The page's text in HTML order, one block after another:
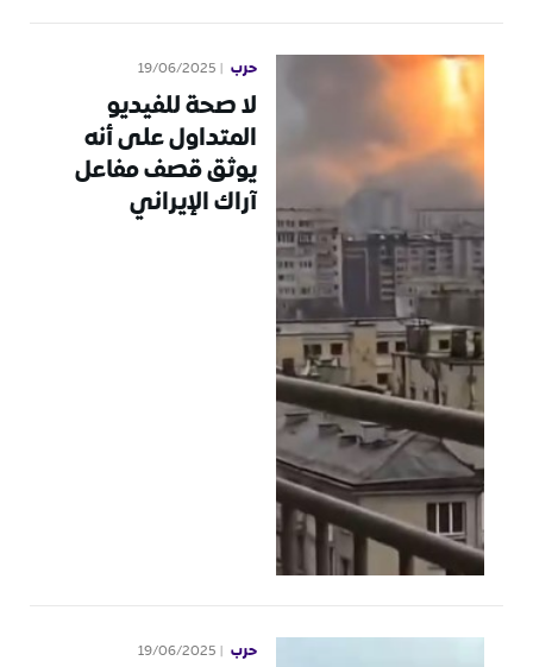
حرب 19/06/2025
لا صحة للفيديو
المتداول على أنه
يوثق قصف مفاعل
آراك الإيراني
حرب 19/06/2025